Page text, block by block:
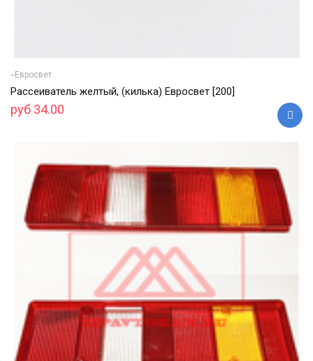
--Евросвет
Рассеиватель желтый, (килька) Евросвет [200]
руб 34.00